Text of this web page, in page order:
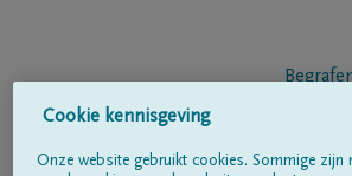
Cookie kennisgeving
Onze website gebruikt cookies. Sommige zijn